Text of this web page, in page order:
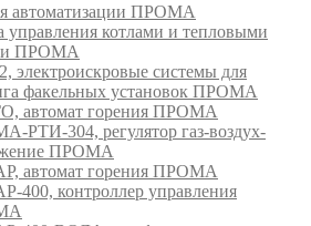
автоматизации ПРОМА
управления котлами и тепловыми
ПРОМА
электроискровые системы для
факельных установок ПРОМА
автомат горения ПРОМА
РТИ-304, регулятор газ-воздух-
ПРОМА
автомат горения ПРОМА
400, контроллер управления